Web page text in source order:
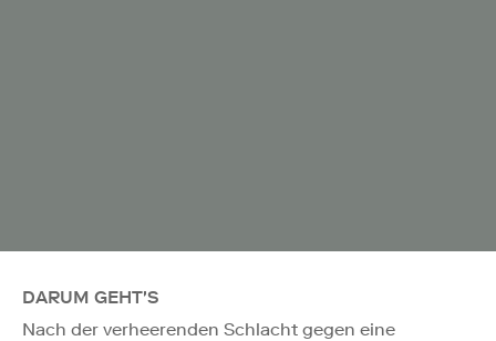
DARUM GEHT'S
Nach der verheerenden Schlacht gegen eine